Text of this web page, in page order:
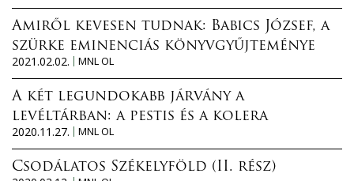
Amiről kevesen tudnak: Babics József, a
szürke eminenciás könyvgyűjteménye
2021.02.02.
MNL OL
A két legundokabb járvány a
levéltárban: a pestis és a kolera
2020.11.27.
MNL OL
Csodálatos Székelyföld (II. rész)